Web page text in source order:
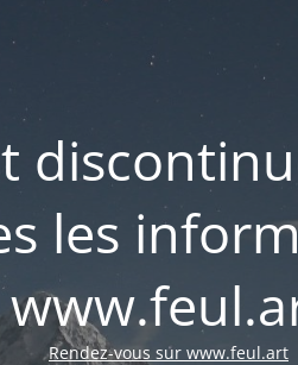
les
Rendez-vous sur www.feul.art